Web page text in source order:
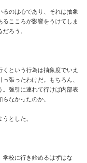
のは心であり、それは抽象
こころが影響をうけてしま
ろう。
という行為は抽象度でいえ
張ったわけだ。もちろん、
。強引に連れて行けば内部表
なかったのか。
とした。
校に行き始めるはずはな